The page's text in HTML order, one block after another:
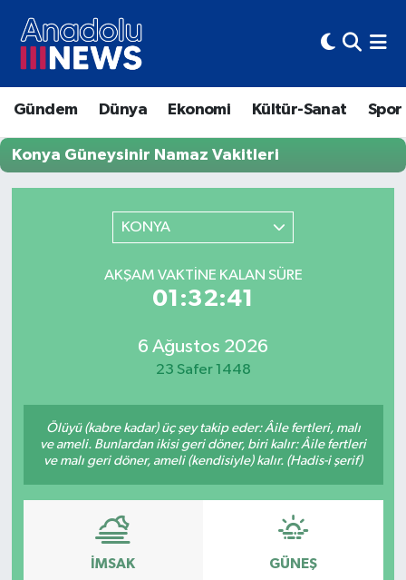
Gündem Dünya Ekonomi Kültür-Sanat Spor
Konya Güneysinir Namaz Vakitleri
KONYA
AKŞAM VAKTINE KALAN SÜRE
01:32:41
6 Ağustos 2026
23 Safer 1448
Ölüyü (kabre kadar) üç şey takip eder: Âile fertleri, malı
ve ameli. Bunlardan ikisi geri döner, biri kalır: Âile fertleri
ve malı geri döner, ameli (kendisiyle) kalır. (Hadis-i şerif)
İMSAK GÜNEŞ
Hava Durumu
Trafik Durumu
Süper Lig Puan Durumu ve Fikstür